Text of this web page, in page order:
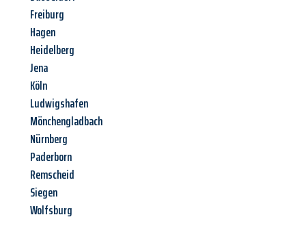
Freiburg
Hagen
Heidelberg
Jena
Köln
Ludwigshafen
Mönchengladbach
Nürnberg
Paderborn
Remscheid
Siegen
Wolfsburg